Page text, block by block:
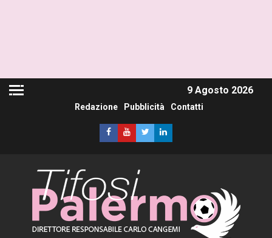
9 Agosto 2026
Redazione Pubblicità Contatti